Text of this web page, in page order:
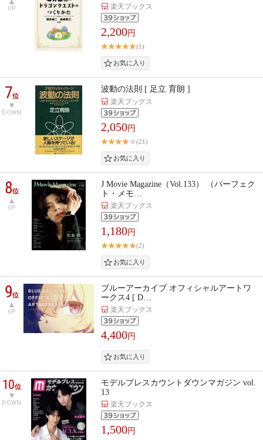
UP 楽天ブックス
2,200円
(1)
7位
DOWN
波動の法則 [ 足立 育朗 ]
楽天ブックス
2,050円
(21)
8位
UP
J Movie Magazine（Vol.133） （パーフェク
ト・メモ…
楽天ブックス
1,180円
(2)
9位
UP
ブルーアーカイブ オフィシャルアートワ
ークス4 [ D…
楽天ブックス
4,400円
10位
DOWN
モデルプレスカウントダウンマガジン vol.
13
楽天ブックス
1,500円